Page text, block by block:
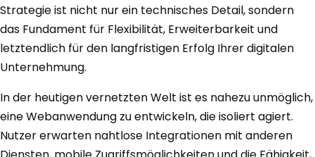
Strategie ist nicht nur ein technisches Detail, sondern
das Fundament für Flexibilität, Erweiterbarkeit und
letztendlich für den langfristigen Erfolg Ihrer digitalen
Unternehmung.
In der heutigen vernetzten Welt ist es nahezu unmöglich,
eine Webanwendung zu entwickeln, die isoliert agiert.
Nutzer erwarten nahtlose Integrationen mit anderen